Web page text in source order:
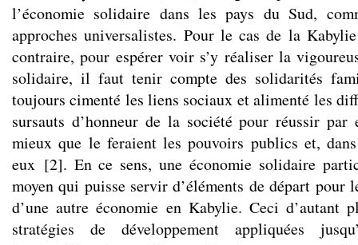
l’économie solidaire dans les pays du Sud,
approches universalistes. Pour le cas de la
contraire, pour espérer voir s’y réaliser la
solidaire, il faut tenir compte des solidarités
toujours cimenté les liens sociaux et alimenté les
sursauts d’honneur de la société pour réussir par
mieux que le feraient les pouvoirs publics et,
eux [2]. En ce sens, une économie solidaire
moyen qui puisse servir d’éléments de départ pour
d’une autre économie en Kabylie. Ceci d’autant
stratégies de développement appliquées